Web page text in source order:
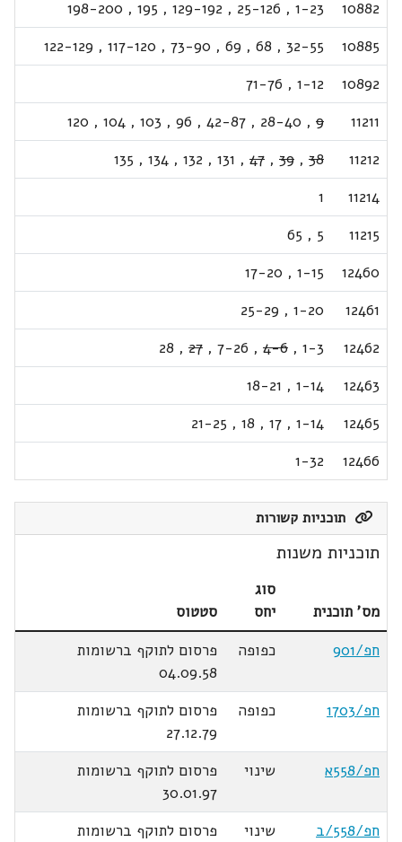
10882
1-23
,
25-126
,
129-192
,
195
,
198-200
10885
32-55
,
68
,
69
,
73-90
,
117-120
,
122-129
10892
1-12
,
71-76
11211
9
,
28-40
,
42-87
,
96
,
103
,
104
,
120
11212
38
,
39
,
47
,
131
,
132
,
134
,
135
11214
1
11215
5
,
65
12460
1-15
,
17-20
12461
1-20
,
25-29
12462
1-3
,
4-6
,
7-26
,
27
,
28
12463
1-14
,
18-21
12465
1-14
,
17
,
18
,
21-25
12466
1-32
תוכניות קשורות
תוכניות משנות
מס' תוכנית
סוג
יחס
סטטוס
חפ/901
כפופה
פרסום לתוקף ברשומות
04.09.58
חפ/1703
כפופה
פרסום לתוקף ברשומות
27.12.79
חפ/558א
שינוי
פרסום לתוקף ברשומות
30.01.97
חפ/558/ב
שינוי
פרסום לתוקף ברשומות